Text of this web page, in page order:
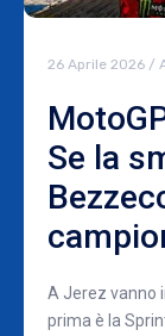
26 Aprile 2026 /
Se la
A Jerez vanno
prima è la